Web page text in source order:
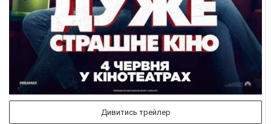
Дивитись трейлер